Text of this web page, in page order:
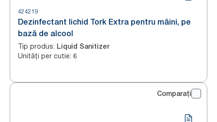
424219
Dezinfectant lichid Tork Extra pentru mâini, pe
bază de alcool
Tip produs: Liquid Sanitizer
Unități per cutie: 6
Comparați